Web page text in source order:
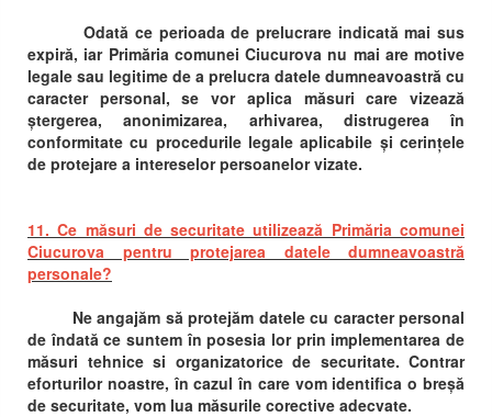
Odată ce perioada de prelucrare indicată mai sus
expiră, iar Primăria comunei Ciucurova nu mai are motive
legale sau legitime de a prelucra datele dumneavoastră cu
caracter personal, se vor aplica măsuri care vizează
ștergerea, anonimizarea, arhivarea, distrugerea în
conformitate cu procedurile legale aplicabile și cerințele
de protejare a intereselor persoanelor vizate.
11. Ce măsuri de securitate utilizează Primăria comunei
Ciucurova pentru protejarea datele dumneavoastră
personale?
Ne angajăm să protejăm datele cu caracter personal
de îndată ce suntem în posesia lor prin implementarea de
măsuri tehnice si organizatorice de securitate. Contrar
eforturilor noastre, în cazul în care vom identifica o breșă
de securitate, vom lua măsurile corective adecvate.